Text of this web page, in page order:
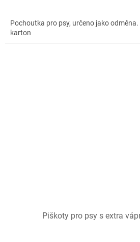
Pochoutka pro psy, určeno jako
karton
Piškoty pro psy s extra